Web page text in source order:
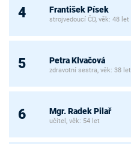
4 František Písek
strojvedoucí ČD, věk: 48 let
5 Petra Klvačová
zdravotní sestra, věk: 38 let
6 Mgr. Radek Pilař
učitel, věk: 54 let